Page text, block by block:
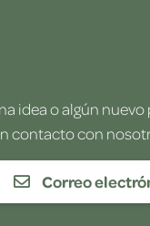
idea o algún
contacto con
Correo